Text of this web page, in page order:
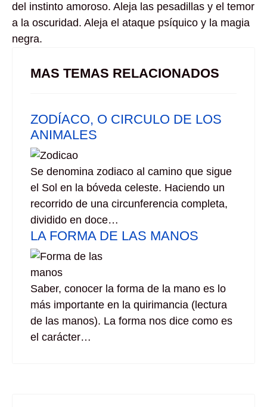
del instinto amoroso. Aleja las pesadillas y el temor
a la oscuridad. Aleja el ataque psíquico y la magia
negra.
MAS TEMAS RELACIONADOS
ZODÍACO, O CIRCULO DE LOS
ANIMALES
Se denomina zodiaco al camino que sigue
el Sol en la bóveda celeste. Haciendo un
recorrido de una circunferencia completa,
dividido en doce…
LA FORMA DE LAS MANOS
Saber, conocer la forma de la mano es lo
más importante en la quirimancia (lectura
de las manos). La forma nos dice como es
el carácter…